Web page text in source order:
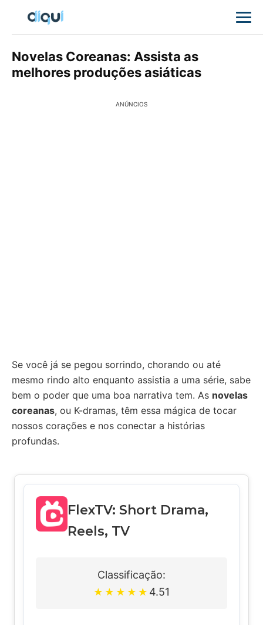
Novelas Coreanas: Assista as
melhores produções asiáticas
ANÚNCIOS
Se você já se pegou sorrindo, chorando ou até
mesmo rindo alto enquanto assistia a uma série, sabe
bem o poder que uma boa narrativa tem. As novelas
coreanas, ou K-dramas, têm essa mágica de tocar
nossos corações e nos conectar a histórias
profundas.
FlexTV: Short Drama,
Reels, TV
Classificação:
★ ★ ★ ★ ★ 4.51